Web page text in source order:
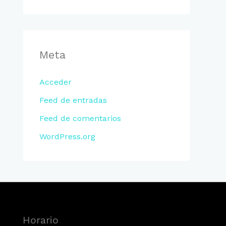
Meta
Acceder
Feed de entradas
Feed de comentarios
WordPress.org
Horario